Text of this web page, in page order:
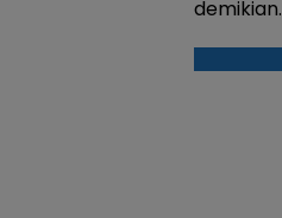
demikian.